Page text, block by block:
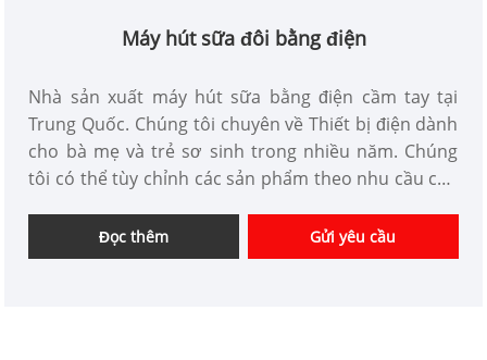
Máy hút sữa đôi bằng điện
Nhà sản xuất máy hút sữa bằng điện cầm tay tại
Trung Quốc. Chúng tôi chuyên về Thiết bị điện dành
cho bà mẹ và trẻ sơ sinh trong nhiều năm. Chúng
tôi có thể tùy chỉnh các sản phẩm theo nhu cầu của
cấp thiết bị điện chuyên nghiệp cho bà mẹ và trẻ sơ
sinh tại Trung Quốc.
Đọc thêm Gửi yêu cầu